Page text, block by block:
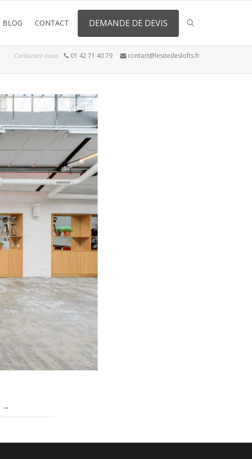
BLOG CONTACT DEMANDE DE DEVIS
Contactez-nous 01 42 71 40 79 contact@lesitedeslofts.fr